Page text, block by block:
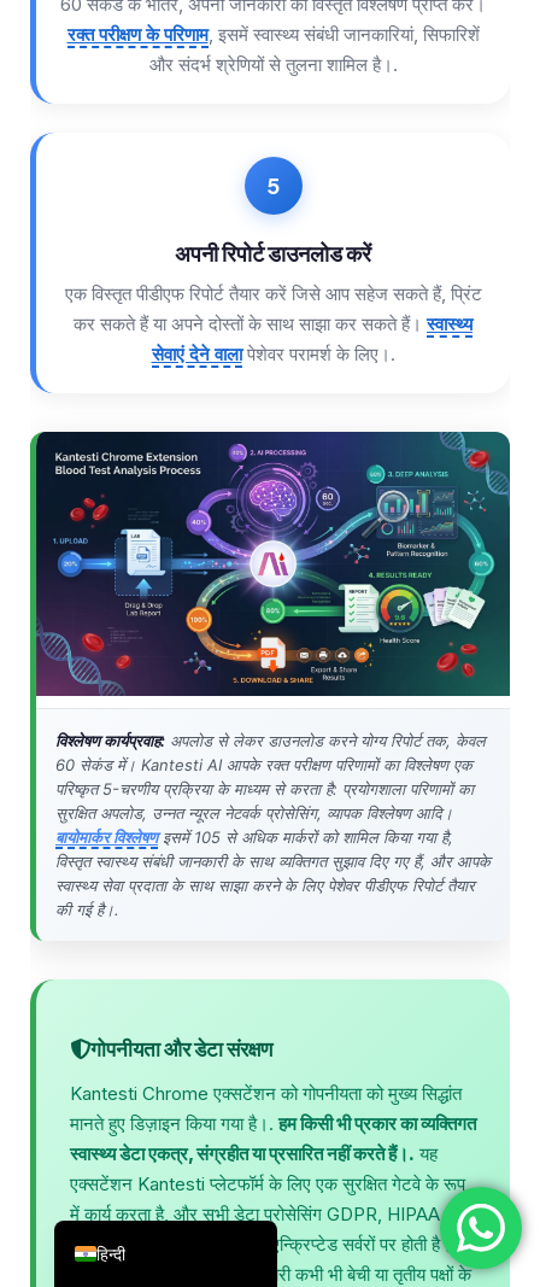
रक्त परीक्षण के परिणाम, इसमें स्वास्थ्य संबंधी जानकारियां, सिफारिशें
और संदर्भ श्रेणियों से तुलना शामिल है।.
अपनी रिपोर्ट डाउनलोड करें
एक विस्तृत पीडीएफ रिपोर्ट तैयार करें जिसे आप सहेज सकते हैं, प्रिंट
कर सकते हैं या अपने दोस्तों के साथ साझा कर सकते हैं।स्वास्थ्य
सेवाएं देने वालापेशेवर परामर्श के लिए।.
विश्लेषण कार्यप्रवाह: अपलोड से लेकर डाउनलोड करने योग्य रिपोर्ट तक, केवल
60 सेकंड में। Kantesti AI आपके रक्त परीक्षण परिणामों का विश्लेषण एक
परिष्कृत 5-चरणीय प्रक्रिया के माध्यम से करता है: प्रयोगशाला परिणामों का
सुरक्षित अपलोड, उन्नत न्यूरल नेटवर्क प्रोसेसिंग, व्यापक विश्लेषण आदि।
बायोमार्कर विश्लेषणइसमें 105 से अधिक मार्करों को शामिल किया गया है,
विस्तृत स्वास्थ्य संबंधी जानकारी के साथ व्यक्तिगत सुझाव दिए गए हैं, और आपके
स्वास्थ्य सेवा प्रदाता के साथ साझा करने के लिए पेशेवर पीडीएफ रिपोर्ट तैयार
की गई है।.
गोपनीयता और डेटा संरक्षण
Kantesti Chrome एक्सटेंशन को गोपनीयता को मुख्य सिद्धांत
मानते हुए डिज़ाइन किया गया है।.हम किसी भी प्रकार का व्यक्तिगत
स्वास्थ्य डेटा एकत्र, संग्रहीत या प्रसारित नहीं करते हैं।. यह
एक्सटेंशन Kantesti प्लेटफॉर्म के लिए एक सुरक्षित गेटवे के रूप
में कार्य करता है, और सभी डेटा प्रोसेसिंग GDPR, HIPAA और
ISO 27001 मानकों के अनुरूप एन्क्रिप्टेड सर्वरों पर होती है।
आपकी रक्त परीक्षण संबंधी जानकारी कभी भी बेची या तृतीय पक्षों के
हिन्दी
English
Deutsch
العربية
Français
עִבְרִית
Español
Ελληνικά
Türkçe
Română
简体中文
فارسی
Български
Dansk
Nederlands
Bahasa Indonesia
Հայերեն
Íslenska
Српски језик
Azərbaycan dili
Eesti
한국어